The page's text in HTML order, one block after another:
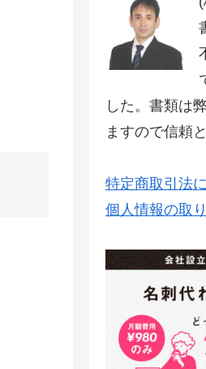
した。書類は
ますので信頼
特定商取引法
個人情報の取